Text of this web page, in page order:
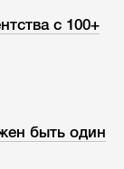
с 100+
быть один